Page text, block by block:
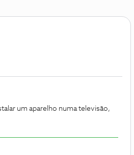
um aparelho numa televisão,